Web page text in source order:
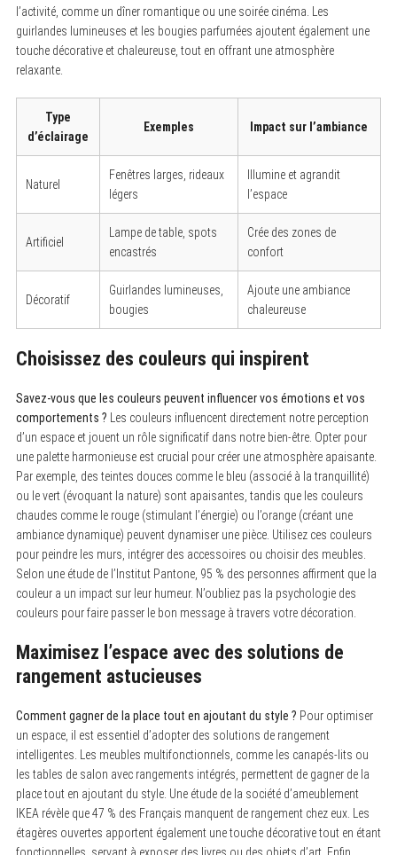
l’activité, comme un dîner romantique ou une soirée cinéma. Les
guirlandes lumineuses et les bougies parfumées ajoutent également une
touche décorative et chaleureuse, tout en offrant une atmosphère
relaxante.
Type
d’éclairage
Exemples Impact sur l’ambiance
Naturel
Fenêtres larges, rideaux
légers
Illumine et agrandit
l’espace
Artificiel
Lampe de table, spots
encastrés
Crée des zones de
confort
Décoratif
Guirlandes lumineuses,
bougies
Ajoute une ambiance
chaleureuse
Choisissez des couleurs qui inspirent
Savez-vous que les couleurs peuvent influencer vos émotions et vos
comportements ? Les couleurs influencent directement notre perception
d’un espace et jouent un rôle significatif dans notre bien-être. Opter pour
une palette harmonieuse est crucial pour créer une atmosphère apaisante.
Par exemple, des teintes douces comme le bleu (associé à la tranquillité)
ou le vert (évoquant la nature) sont apaisantes, tandis que les couleurs
chaudes comme le rouge (stimulant l’énergie) ou l’orange (créant une
ambiance dynamique) peuvent dynamiser une pièce. Utilisez ces couleurs
pour peindre les murs, intégrer des accessoires ou choisir des meubles.
Selon une étude de l’Institut Pantone, 95 % des personnes affirment que la
couleur a un impact sur leur humeur. N’oubliez pas la psychologie des
couleurs pour faire passer le bon message à travers votre décoration.
Maximisez l’espace avec des solutions de
rangement astucieuses
Comment gagner de la place tout en ajoutant du style ? Pour optimiser
un espace, il est essentiel d’adopter des solutions de rangement
intelligentes. Les meubles multifonctionnels, comme les canapés-lits ou
les tables de salon avec rangements intégrés, permettent de gagner de la
place tout en ajoutant du style. Une étude de la société d’ameublement
IKEA révèle que 47 % des Français manquent de rangement chez eux. Les
étagères ouvertes apportent également une touche décorative tout en étant